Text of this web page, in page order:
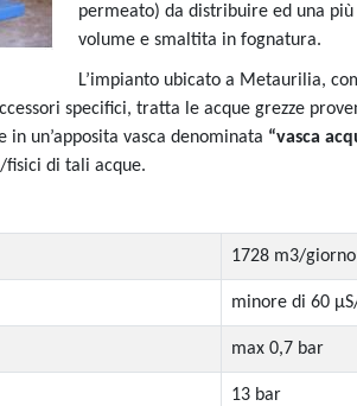
permeato) da distribuire ed una
volume e smaltita in fognatura.
L’impianto ubicato a Metaurilia,
specifici, tratta le acque grezze
un’apposita vasca denominata “vasca
di tali acque.
1728 m3/giorno
minore di 60
max 0,7 bar
13 bar